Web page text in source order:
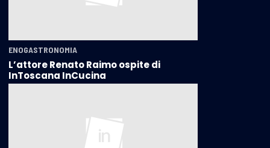
ENOGASTRONOMIA
L’attore Renato Raimo ospite di
InToscana InCucina